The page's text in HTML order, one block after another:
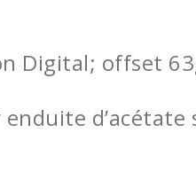
Digital; offset
d’acétate